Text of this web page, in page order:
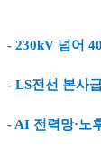
- 230kV 넘어
- LS전선 본사
- AI 전력망·노